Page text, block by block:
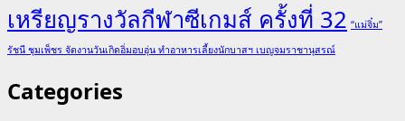
เหรียญรางวัลกีฬาซีเกมส์ ครั้งที่ 32 “แม่จิ๋ม”
รัชนี ชุมเพ็ชร จัดงานวันเกิดอิ่มอบอุ่น ทำอาหารเลี้ยงนักบาสฯ เบญจมราชานุสรณ์
Categories